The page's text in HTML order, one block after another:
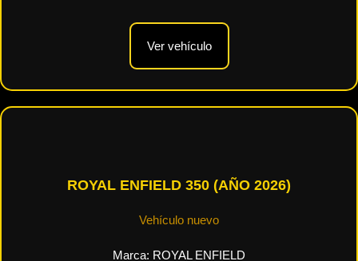
Ver vehículo
ROYAL ENFIELD 350 (AÑO 2026)
Vehículo nuevo
Marca: ROYAL ENFIELD